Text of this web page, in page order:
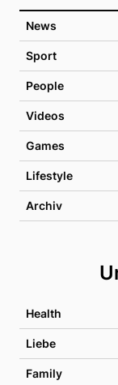
News
Sport
People
Videos
Games
Lifestyle
Archiv
Health
Liebe
Family